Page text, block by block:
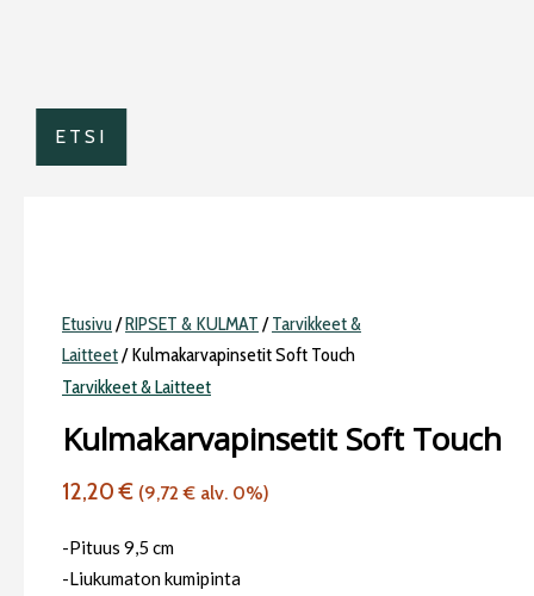
Etusivu/RIPSET & KULMAT /Tarvikkeet &
Laitteet/ Kulmakarvapinsetit Soft Touch
Tarvikkeet & Laitteet
Kulmakarvapinsetit Soft Touch
12,20€ (9,72€ alv. 0%)
-Pituus 9,5 cm
-Liukumaton kumipinta
ETSI